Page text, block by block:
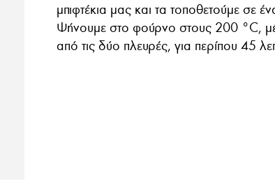
μπιφτέκια μας και τα τοποθετούμε σε
Ψήνουμε στο φούρνο στους 200 °C,
από τις δύο πλευρές, για περίπου 45